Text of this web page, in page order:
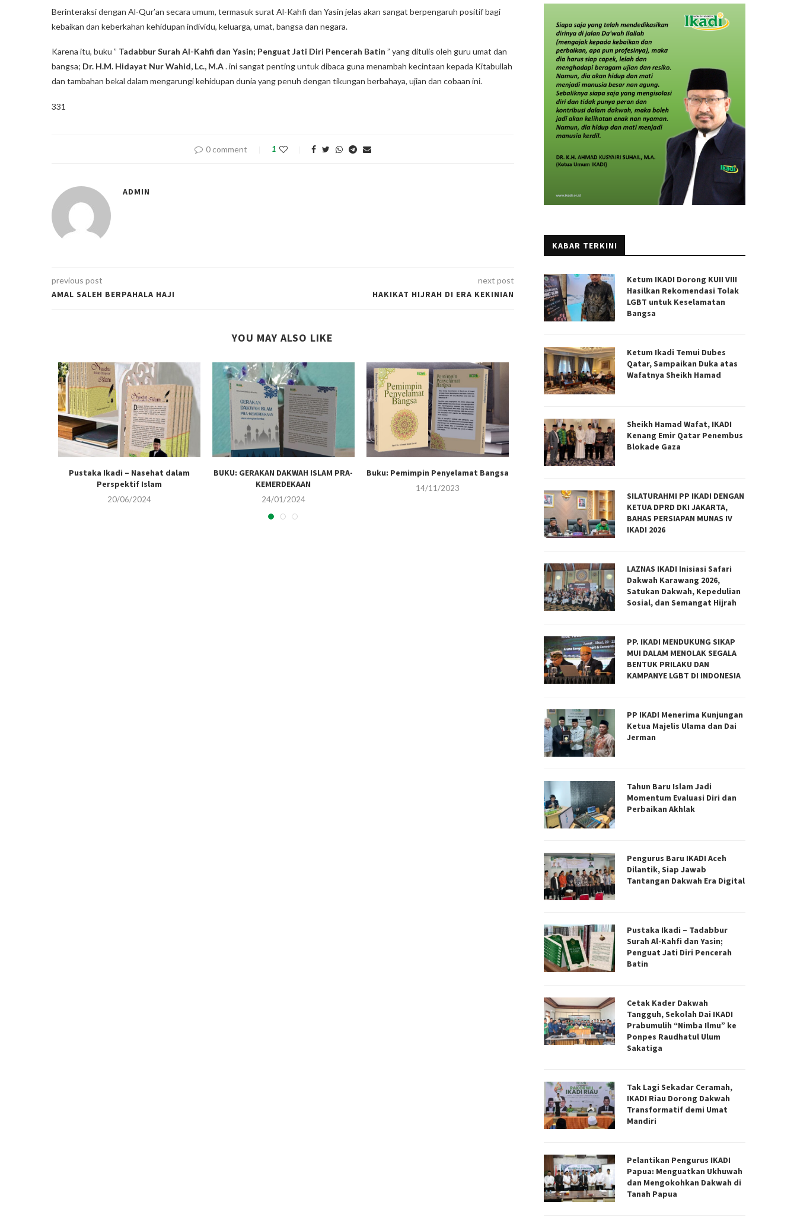
Berinteraksi dengan Al-Qur’an secara umum, termasuk surat Al-Kahfi dan Yasin jelas akan sangat berpengaruh positif bagi
kebaikan dan keberkahan kehidupan individu, keluarga, umat, bangsa dan negara.
Karena itu, buku ” Tadabbur Surah Al-Kahfi dan Yasin; Penguat Jati Diri Pencerah Batin ” yang ditulis oleh guru umat dan
bangsa; Dr. H.M. Hidayat Nur Wahid, Lc., M.A. ini sangat penting untuk dibaca guna menambah kecintaan kepada Kitabullah
dan tambahan bekal dalam mengarungi kehidupan dunia yang penuh dengan tikungan berbahaya, ujian dan cobaan ini.
331
0 comment 1
ADMIN
previous post
AMAL SALEH BERPAHALA HAJI
next post
HAKIKAT HIJRAH DI ERA KEKINIAN
YOU MAY ALSO LIKE
Pustaka Ikadi – Nasehat dalam
Perspektif Islam
20/06/2024
BUKU: GERAKAN DAKWAH ISLAM PRA-
KEMERDEKAAN
24/01/2024
Buku: Pemimpin Penyelamat Bangsa
14/11/2023
31/08/2023 31/08/2023
KABAR TERKINI
Ketum IKADI Dorong KUII VIII
Hasilkan Rekomendasi Tolak
LGBT untuk Keselamatan
Bangsa
Ketum Ikadi Temui Dubes
Qatar, Sampaikan Duka atas
Wafatnya Sheikh Hamad
Sheikh Hamad Wafat, IKADI
Kenang Emir Qatar Penembus
Blokade Gaza
SILATURAHMI PP IKADI DENGAN
KETUA DPRD DKI JAKARTA,
BAHAS PERSIAPAN MUNAS IV
IKADI 2026
LAZNAS IKADI Inisiasi Safari
Dakwah Karawang 2026,
Satukan Dakwah, Kepedulian
Sosial, dan Semangat Hijrah
PP. IKADI MENDUKUNG SIKAP
MUI DALAM MENOLAK SEGALA
BENTUK PRILAKU DAN
KAMPANYE LGBT DI INDONESIA
PP IKADI Menerima Kunjungan
Ketua Majelis Ulama dan Dai
Jerman
Tahun Baru Islam Jadi
Momentum Evaluasi Diri dan
Perbaikan Akhlak
Pengurus Baru IKADI Aceh
Dilantik, Siap Jawab
Tantangan Dakwah Era Digital
Pustaka Ikadi – Tadabbur
Surah Al-Kahfi dan Yasin;
Penguat Jati Diri Pencerah
Batin
Cetak Kader Dakwah
Tangguh, Sekolah Dai IKADI
Prabumulih “Nimba Ilmu” ke
Ponpes Raudhatul Ulum
Sakatiga
Tak Lagi Sekadar Ceramah,
IKADI Riau Dorong Dakwah
Transformatif demi Umat
Mandiri
Pelantikan Pengurus IKADI
Papua: Menguatkan Ukhuwah
dan Mengokohkan Dakwah di
Tanah Papua